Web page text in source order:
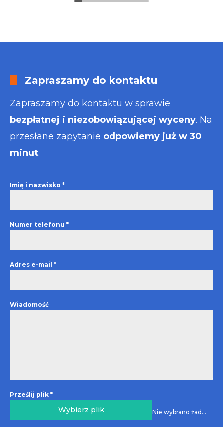
Zapraszamy do kontaktu
Zapraszamy do kontaktu w sprawie
bezpłatnej i niezobowiązującej wyceny. Na
przesłane zapytanie odpowiemy już w 30
minut.
Imię i nazwisko *
Numer telefonu *
Adres e-mail *
Wiadomość
Prześlij plik *
Wybierz plik Nie wybrano żadnego pliku